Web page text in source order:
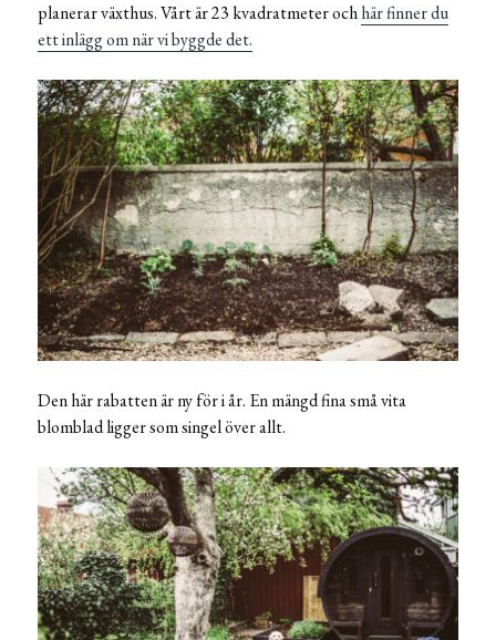
planerar växthus. Vårt är 23 kvadratmeter ochhär finner du
ett inlägg om när vi byggde det.
Den här rabatten är ny för i år. En mängd fina små vita
blomblad ligger som singel över allt.